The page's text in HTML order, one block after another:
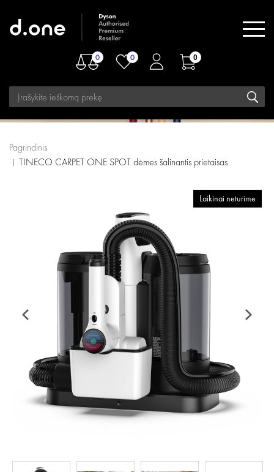
0 0 0
Pagrindinis
TINECO CARPET ONE SPOT dėmes šalinantis prietaisas
Laikinai neturime